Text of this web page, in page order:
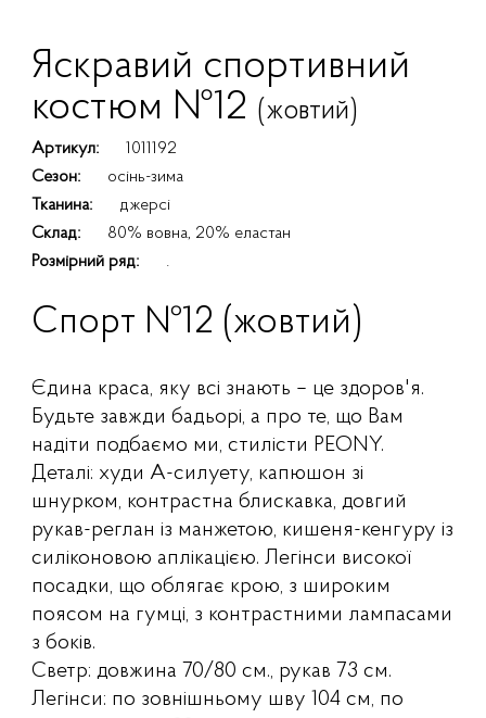
Яскравий спортивний
костюм №12 (жовтий)
Артикул:
1011192
Сезон:
осінь-зима
Тканина:
джерсі
Склад:
80% вовна, 20% еластан
Розмірний ряд:
.
Спорт №12 (жовтий)
Єдина краса, яку всі знають – це здоров'я.
Будьте завжди бадьорі, а про те, що Вам
надіти подбаємо ми, стилісти PEONY.
Деталі: худи А-силуету, капюшон зі
шнурком, контрастна блискавка, довгий
рукав-реглан із манжетою, кишеня-кенгуру із
силіконовою аплікацією. Легінси високої
посадки, що облягає крою, з широким
поясом на гумці, з контрастними лампасами
з боків.
Светр: довжина 70/80 см., рукав 73 см.
Легінси: по зовнішньому шву 104 см, по